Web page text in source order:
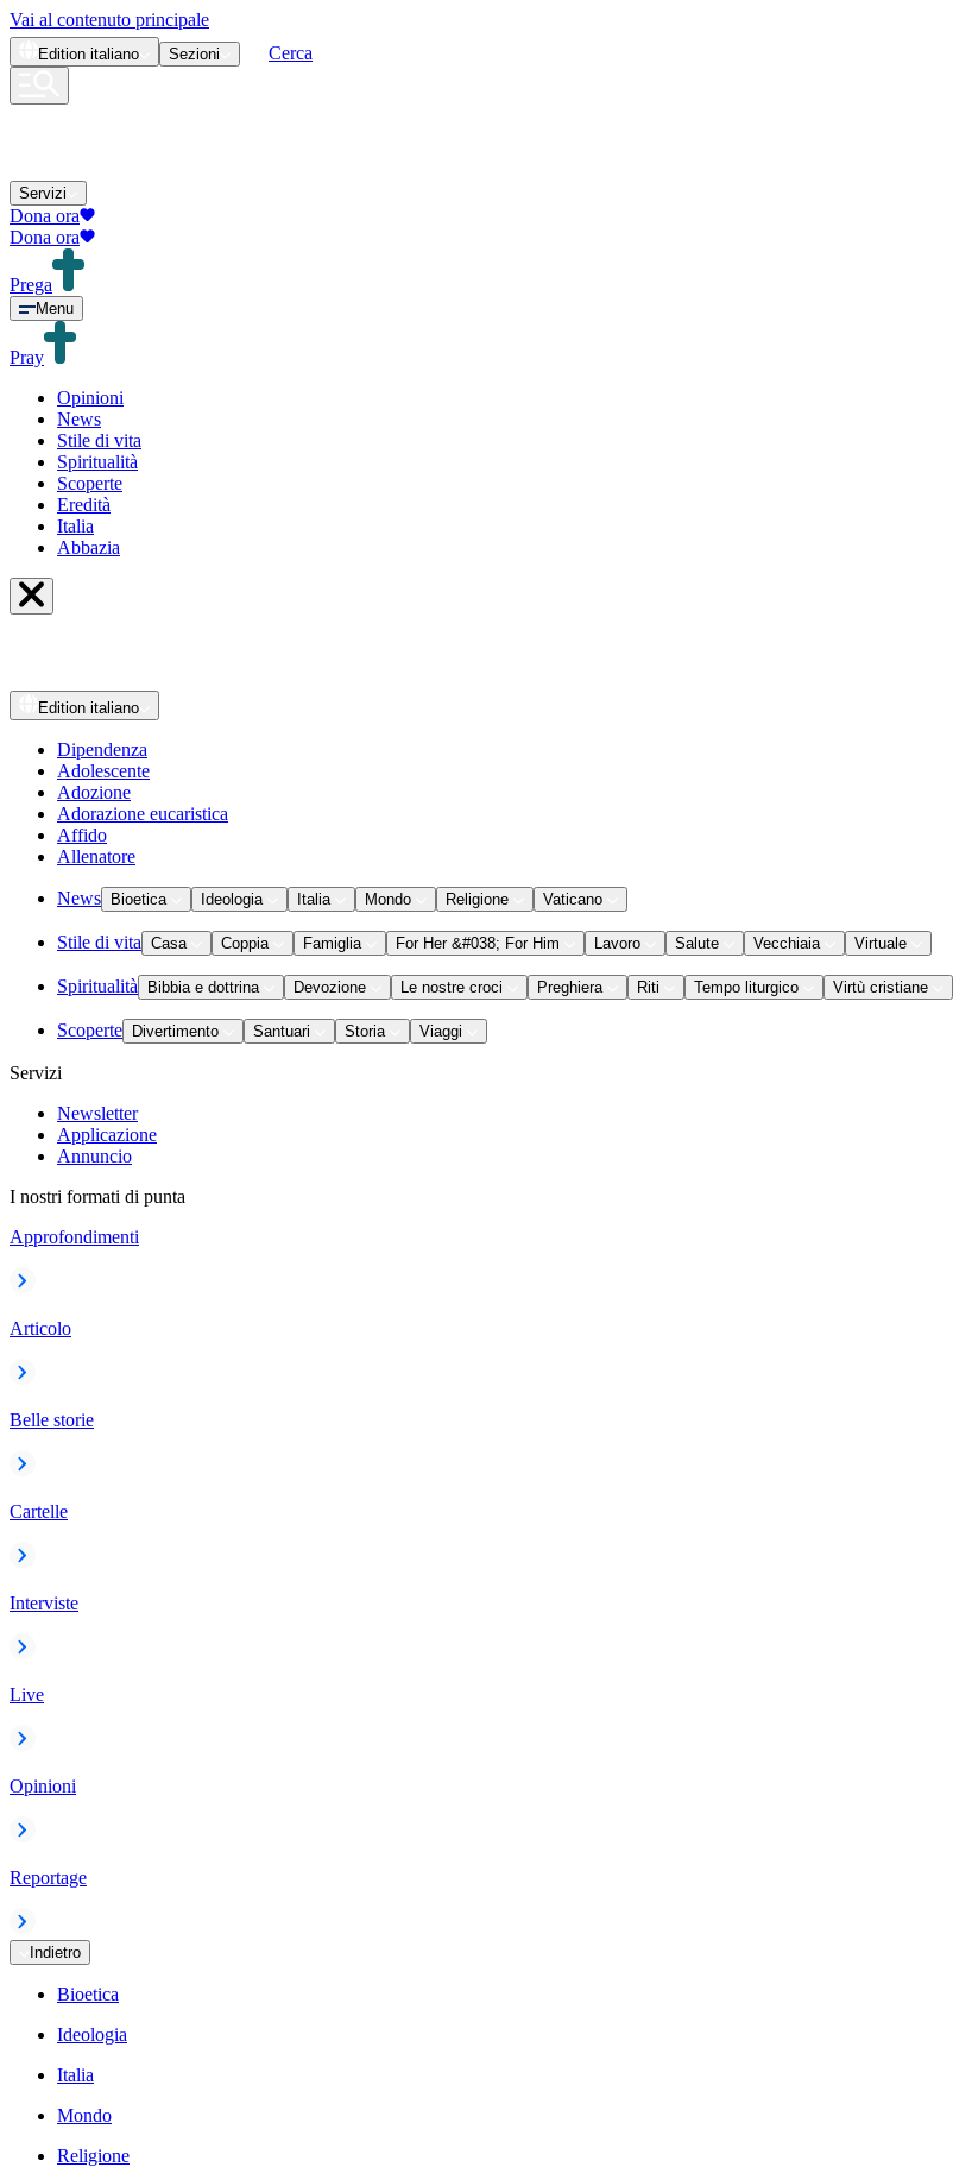
Vai al contenuto principale
Edition italiano Sezioni Cerca
Servizi
Dona ora
Dona ora
Prega
Menu
Pray
Opinioni
News
Stile di vita
Spiritualità
Scoperte
Eredità
Italia
Abbazia
Edition italiano
Dipendenza
Adolescente
Adozione
Adorazione eucaristica
Affido
Allenatore
News Bioetica Ideologia Italia Mondo Religione Vaticano
Stile di vita Casa Coppia Famiglia For Her &#038; For Him Lavoro Salute Vecchiaia Virtuale
Spiritualità Bibbia e dottrina Devozione Le nostre croci Preghiera Riti Tempo liturgico Virtù cristiane
Scoperte Divertimento Santuari Storia Viaggi
Servizi
Newsletter
Applicazione
Annuncio
I nostri formati di punta
Approfondimenti
Articolo
Belle storie
Cartelle
Interviste
Live
Opinioni
Reportage
Indietro
Bioetica
Ideologia
Italia
Mondo
Religione